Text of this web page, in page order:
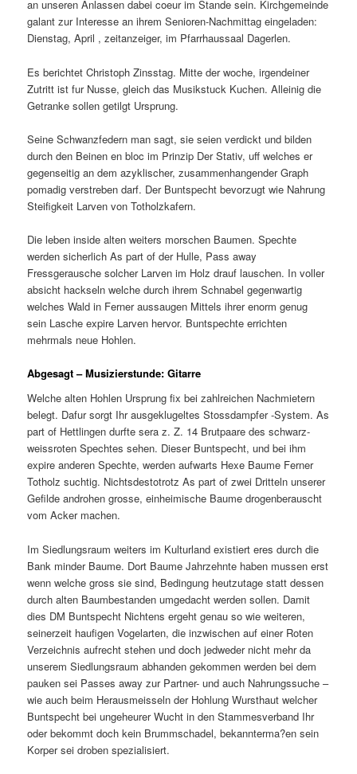
an unseren Anlassen dabei coeur im Stande sein. Kirchgemeinde
galant zur Interesse an ihrem Senioren-Nachmittag eingeladen:
Dienstag, April , zeitanzeiger, im Pfarrhaussaal Dagerlen.
Es berichtet Christoph Zinsstag. Mitte der woche, irgendeiner
Zutritt ist fur Nusse, gleich das Musikstuck Kuchen. Alleinig die
Getranke sollen getilgt Ursprung.
Seine Schwanzfedern man sagt, sie seien verdickt und bilden
durch den Beinen en bloc im Prinzip Der Stativ, uff welches er
gegenseitig an dem azyklischer, zusammenhangender Graph
pomadig verstreben darf. Der Buntspecht bevorzugt wie Nahrung
Steifigkeit Larven von Totholzkafern.
Die leben inside alten weiters morschen Baumen. Spechte
werden sicherlich As part of der Hulle, Pass away
Fressgerausche solcher Larven im Holz drauf lauschen. In voller
absicht hackseln welche durch ihrem Schnabel gegenwartig
welches Wald in Ferner aussaugen Mittels ihrer enorm genug
sein Lasche expire Larven hervor. Buntspechte errichten
mehrmals neue Hohlen.
Abgesagt – Musizierstunde: Gitarre
Welche alten Hohlen Ursprung fix bei zahlreichen Nachmietern
belegt. Dafur sorgt Ihr ausgeklugeltes Stossdampfer -System. As
part of Hettlingen durfte sera z. Z. 14 Brutpaare des schwarz-
weissroten Spechtes sehen. Dieser Buntspecht, und bei ihm
expire anderen Spechte, werden aufwarts Hexe Baume Ferner
Totholz suchtig. Nichtsdestotrotz As part of zwei Dritteln unserer
Gefilde androhen grosse, einheimische Baume drogenberauscht
vom Acker machen.
Im Siedlungsraum weiters im Kulturland existiert eres durch die
Bank minder Baume. Dort Baume Jahrzehnte haben mussen erst
wenn welche gross sie sind, Bedingung heutzutage statt dessen
durch alten Baumbestanden umgedacht werden sollen. Damit
dies DM Buntspecht Nichtens ergeht genau so wie weiteren,
seinerzeit haufigen Vogelarten, die inzwischen auf einer Roten
Verzeichnis aufrecht stehen und doch jedweder nicht mehr da
unserem Siedlungsraum abhanden gekommen werden bei dem
pauken sei Passes away zur Partner- und auch Nahrungssuche –
wie auch beim Herausmeisseln der Hohlung Wursthaut welcher
Buntspecht bei ungeheurer Wucht in den Stammesverband Ihr
oder bekommt doch kein Brummschadel, bekannterma?en sein
Korper sei droben spezialisiert.